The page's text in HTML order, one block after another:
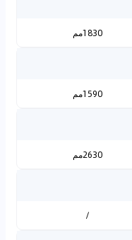
1830مم
1590مم
2630مم
/